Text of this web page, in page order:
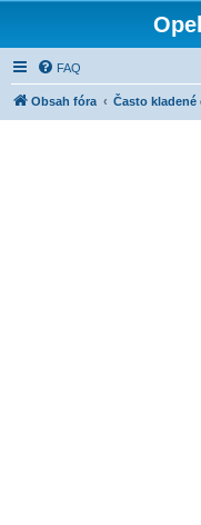
FAQ
Obsah fóra Často kladené